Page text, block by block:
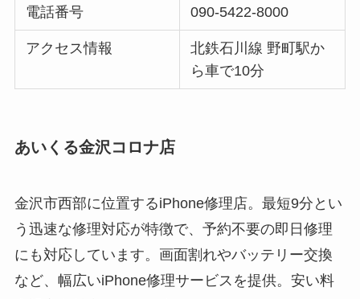
電話番号 090-5422-8000
アクセス情報
北鉄石川線 野町駅か
ら車で10分
あいくる金沢コロナ店
金沢市西部に位置するiPhone修理店。最短9分とい
う迅速な修理対応が特徴で、予約不要の即日修理
にも対応しています。画面割れやバッテリー交換
など、幅広いiPhone修理サービスを提供。安い料